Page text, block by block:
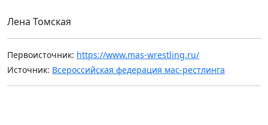
Лена Томская
Первоисточник: https://www.mas-wrestling.ru/
Источник: Всероссийская федерация мас-рестлинга